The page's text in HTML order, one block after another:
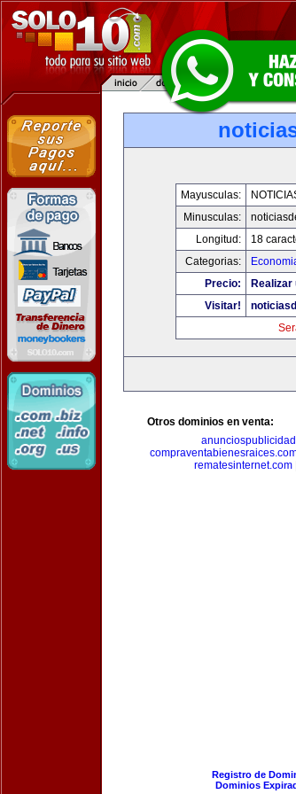
Mayusculas:
Minusculas:
Longitud:
18
Categorias:
Precio:
Realizar
Visitar!
Otros dominios en venta:
rematesinternet.com|
Registro de
Dominios